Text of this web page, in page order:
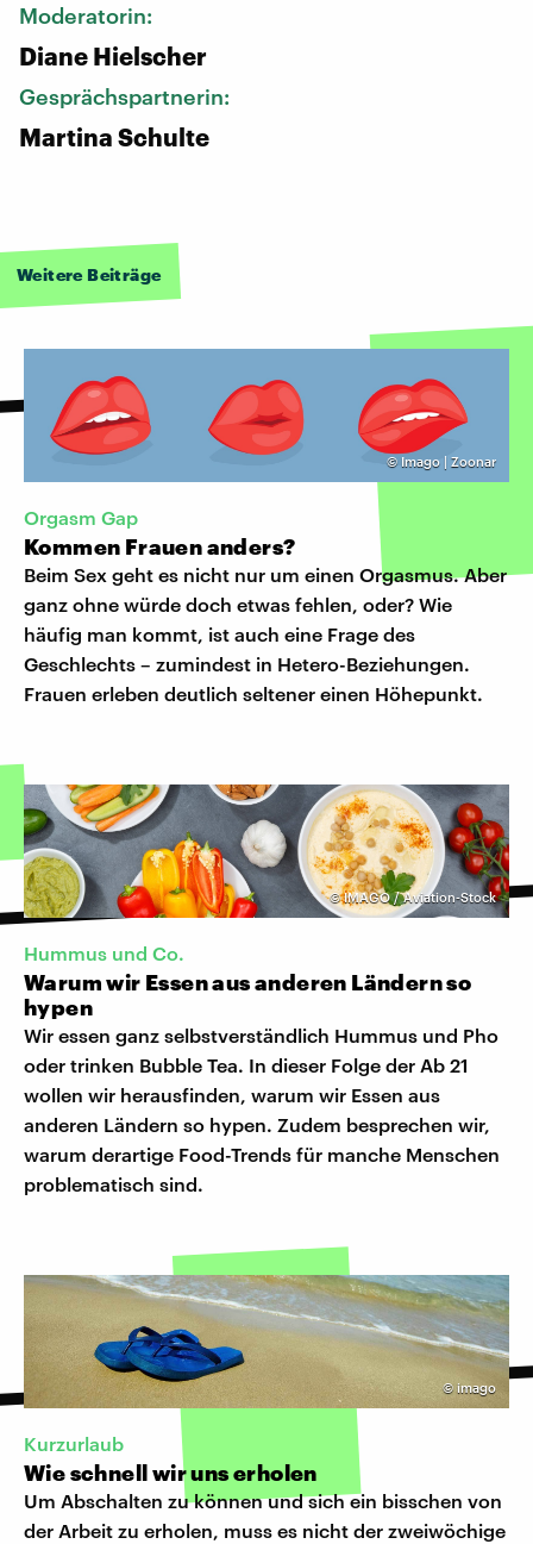
Moderatorin:
Diane Hielscher
Gesprächspartnerin:
Martina Schulte
Weitere Beiträge
© Imago | Zoonar
Orgasm Gap
Kommen Frauen anders?
Beim Sex geht es nicht nur um einen Orgasmus. Aber
ganz ohne würde doch etwas fehlen, oder? Wie
häufig man kommt, ist auch eine Frage des
Geschlechts – zumindest in Hetero-Beziehungen.
Frauen erleben deutlich seltener einen Höhepunkt.
©IMAGO / Aviation-Stock
Hummus und Co.
Warum wir Essen aus anderen Ländern so
hypen
Wir essen ganz selbstverständlich Hummus und Pho
oder trinken Bubble Tea. In dieser Folge der Ab 21
wollen wir herausfinden, warum wir Essen aus
anderen Ländern so hypen. Zudem besprechen wir,
warum derartige Food-Trends für manche Menschen
problematisch sind.
© imago
Kurzurlaub
Wie schnell wir uns erholen
Um Abschalten zu können und sich ein bisschen von
der Arbeit zu erholen, muss es nicht der zweiwöchige